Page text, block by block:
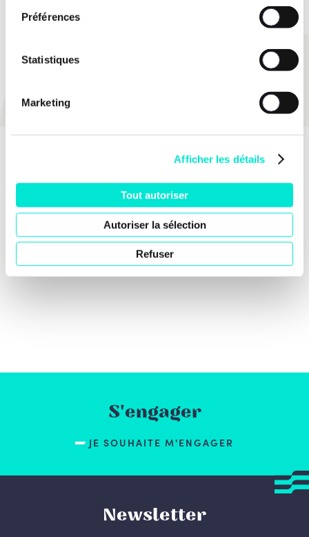
Préférences
Statistiques
Marketing
Afficher les détails
Tout autoriser
Autoriser la sélection
Refuser
S'engager
JE SOUHAITE M'ENGAGER
Newsletter